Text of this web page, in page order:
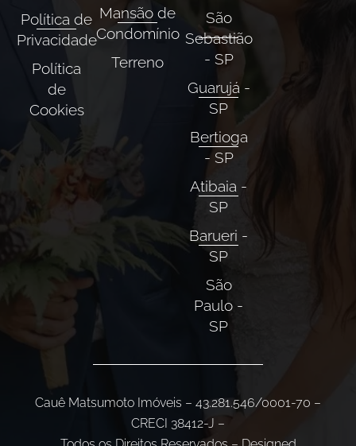
Política de
Privacidade
Política
de
Cookies
Mansão de
Condomínio
Terreno
São
Sebastião
- SP
Guarujá -
SP
Bertioga
- SP
Atibaia -
SP
Barueri -
SP
São
Paulo -
SP
Cauê Matsumoto Imóveis – 43.281.546/0001-70 –
CRECI 38412-J –